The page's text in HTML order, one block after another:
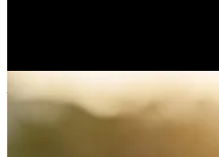
χαρούμενος;»
BUCAY)